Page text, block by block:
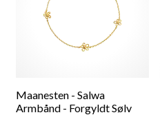
Maanesten - Salwa
Armbånd - Forgyldt Sølv